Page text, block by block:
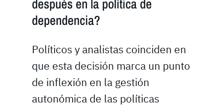
después en la política de
dependencia?
Políticos y analistas coinciden en
que esta decisión marca un punto
de inflexión en la gestión
autonómica de las políticas